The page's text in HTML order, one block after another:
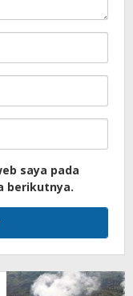
saya pada
berikutnya.